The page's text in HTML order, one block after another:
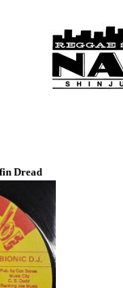
Dread